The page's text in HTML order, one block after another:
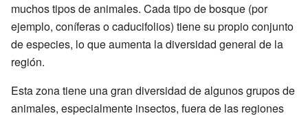
muchos tipos de animales. Cada tipo de bosque (por
ejemplo, coníferas o caducifolios) tiene su propio conjunto
de especies, lo que aumenta la diversidad general de la
región.
Esta zona tiene una gran diversidad de algunos grupos de
animales, especialmente insectos, fuera de las regiones